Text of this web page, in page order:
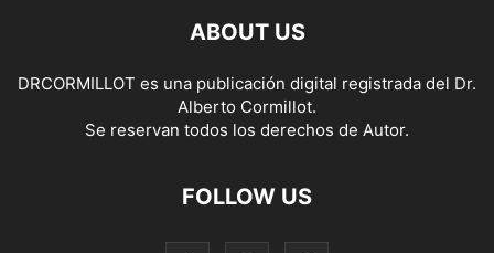
ABOUT US
DRCORMILLOT es una publicación digital registrada del Dr.
Alberto Cormillot.
Se reservan todos los derechos de Autor.
FOLLOW US